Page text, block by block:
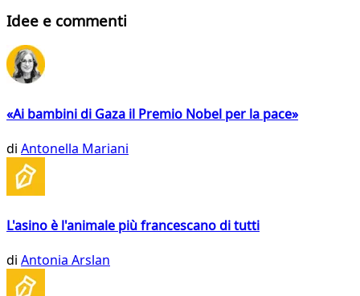
Idee e commenti
«Ai bambini di Gaza il Premio Nobel per la pace»
di Antonella Mariani
L'asino è l'animale più francescano di tutti
di Antonia Arslan